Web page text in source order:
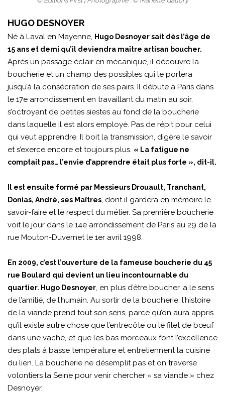
HUGO DESNOYER
Né à Laval en Mayenne, Hugo Desnoyer sait dès l’âge de
15 ans et demi qu’il deviendra maître artisan boucher.
Après un passage éclair en mécanique, il découvre la
boucherie et un champ des possibles qui le portera
jusqu’à la consécration de ses pairs. Il débute à Paris dans
le 17e arrondissement en travaillant du matin au soir,
s’octroyant de petites siestes au fond de la boucherie
dans laquelle il est alors employé. Pas de répit pour celui
qui veut apprendre. Il boit la transmission, digère le savoir
et s’exerce encore et toujours plus. « La fatigue ne
comptait pas… l’envie d’apprendre était plus forte », dit-il.
Il est ensuite formé par Messieurs Drouault, Tranchant,
Donias, André, ses Maîtres, dont il gardera en mémoire le
savoir-faire et le respect du métier. Sa première boucherie
voit le jour dans le 14e arrondissement de Paris au 29 de la
rue Mouton-Duvernet le 1er avril 1998.
En 2009, c’est l’ouverture de la fameuse boucherie du 45
rue Boulard qui devient un lieu incontournable du
quartier. Hugo Desnoyer, en plus d’être boucher, a le sens
de l’amitié, de l’humain. Au sortir de la boucherie, l’histoire
de la viande prend tout son sens, parce qu’on aura appris
qu’il existe autre chose que l’entrecôte ou le filet de bœuf
dans une vache, et que les bas morceaux font l’excellence
des plats à basse température et entretiennent la cuisine
du lien. La boucherie ne désemplit pas et on traverse
volontiers la Seine pour venir chercher « sa viande » chez
Desnoyer.